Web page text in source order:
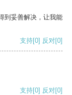
到妥善解决，让我能
支持[0] 反对[0]
支持[0] 反对[0]